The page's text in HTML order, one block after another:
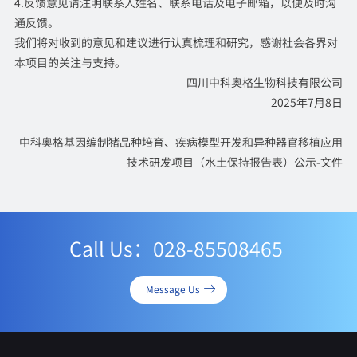
通反馈。
我们将对收到的意见和建议进行认真梳理和研究，感谢社会各界对
本项目的关注与支持。
四川中科奥格生物科技有限公司
2025年7月8日
中科奥格基因编制猪品种培育、疾病模型开发和异种器官移植应用
技术研发项目（水土保持报告表）公示-文件
Call Us：028-85508465
Message Us